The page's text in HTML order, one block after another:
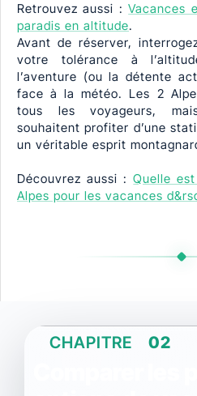
Retrouvez aussi :Vacances
paradis en altitude.
Avant de réserver,
votre tolérance à
l’aventure (ou la détente
face à la météo. Les 2
tous les voyageurs,
souhaitent profiter d’une
un véritable esprit
Découvrez aussi :Quelle
Alpes pour les vacances
CHAPITRE 02